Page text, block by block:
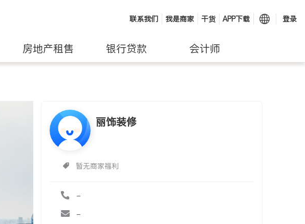
联系我们 我是商家 干货 APP下载 登录
房地产租售 银行贷款 会计师
丽饰装修
暂无商家福利
-
-